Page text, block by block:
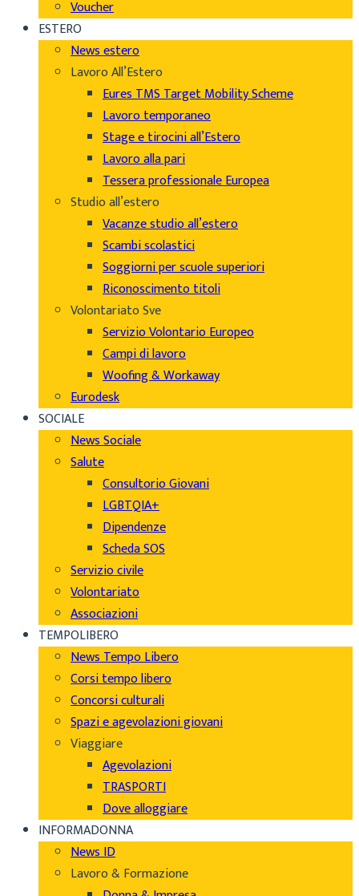
Voucher
ESTERO
News estero
Lavoro All’Estero
Eures TMS Target Mobility Scheme
Lavoro temporaneo
Stage e tirocini all’Estero
Lavoro alla pari
Tessera professionale Europea
Studio all’estero
Vacanze studio all’estero
Scambi scolastici
Soggiorni per scuole superiori
Riconoscimento titoli
Volontariato Sve
Servizio Volontario Europeo
Campi di lavoro
Woofing & Workaway
Eurodesk
SOCIALE
News Sociale
Salute
Consultorio Giovani
LGBTQIA+
Dipendenze
Scheda SOS
Servizio civile
Volontariato
Associazioni
TEMPOLIBERO
News Tempo Libero
Corsi tempo libero
Concorsi culturali
Spazi e agevolazioni giovani
Viaggiare
Agevolazioni
TRASPORTI
Dove alloggiare
INFORMADONNA
News ID
Lavoro & Formazione